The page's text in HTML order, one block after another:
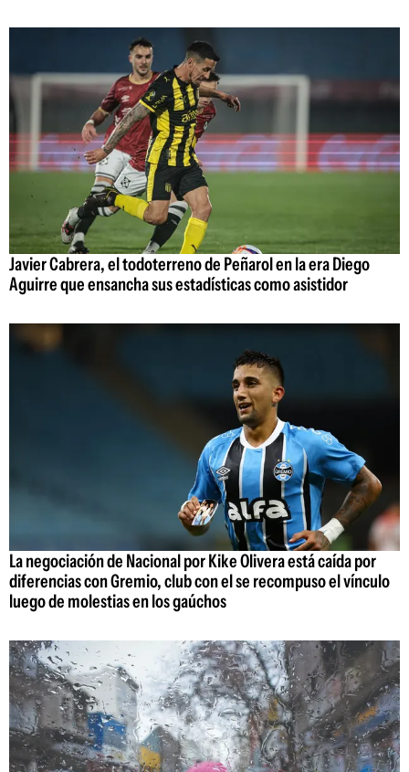
Javier Cabrera, el todoterreno de Peñarol en la era Diego
Aguirre que ensancha sus estadísticas como asistidor
La negociación de Nacional por Kike Olivera está caída por
diferencias con Gremio, club con el se recompuso el vínculo
luego de molestias en los gaúchos